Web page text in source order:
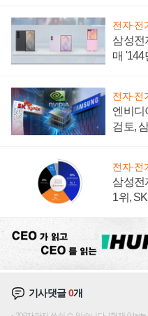
전자·전
삼성전
매 '144
전자·전
엔비디
검토,
전자·전
삼성전
1위,
기사댓글0개